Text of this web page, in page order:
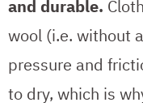
and durable.
wool (i.e. without
pressure and
to dry, which is